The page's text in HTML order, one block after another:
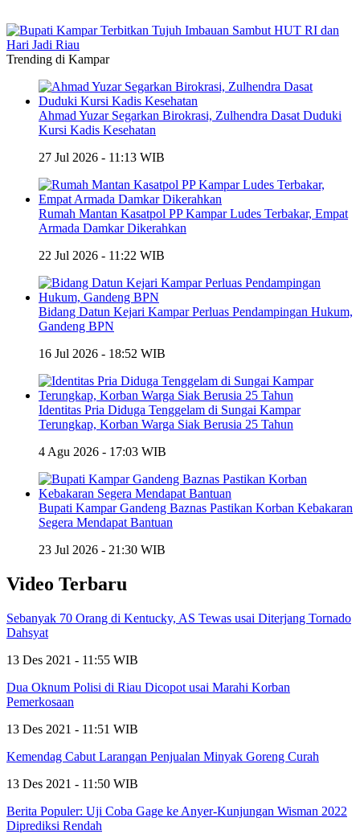
Trending di Kampar
Ahmad Yuzar Segarkan Birokrasi, Zulhendra Dasat Duduki
Kursi Kadis Kesehatan
27 Jul 2026 - 11:13 WIB
Rumah Mantan Kasatpol PP Kampar Ludes Terbakar, Empat
Armada Damkar Dikerahkan
22 Jul 2026 - 11:22 WIB
Bidang Datun Kejari Kampar Perluas Pendampingan Hukum,
Gandeng BPN
16 Jul 2026 - 18:52 WIB
Identitas Pria Diduga Tenggelam di Sungai Kampar
Terungkap, Korban Warga Siak Berusia 25 Tahun
4 Agu 2026 - 17:03 WIB
Bupati Kampar Gandeng Baznas Pastikan Korban Kebakaran
Segera Mendapat Bantuan
23 Jul 2026 - 21:30 WIB
Video Terbaru
Sebanyak 70 Orang di Kentucky, AS Tewas usai Diterjang Tornado
Dahsyat
13 Des 2021 - 11:55 WIB
Dua Oknum Polisi di Riau Dicopot usai Marahi Korban
Pemerkosaan
13 Des 2021 - 11:51 WIB
Kemendag Cabut Larangan Penjualan Minyak Goreng Curah
13 Des 2021 - 11:50 WIB
Berita Populer: Uji Coba Gage ke Anyer-Kunjungan Wisman 2022
Diprediksi Rendah